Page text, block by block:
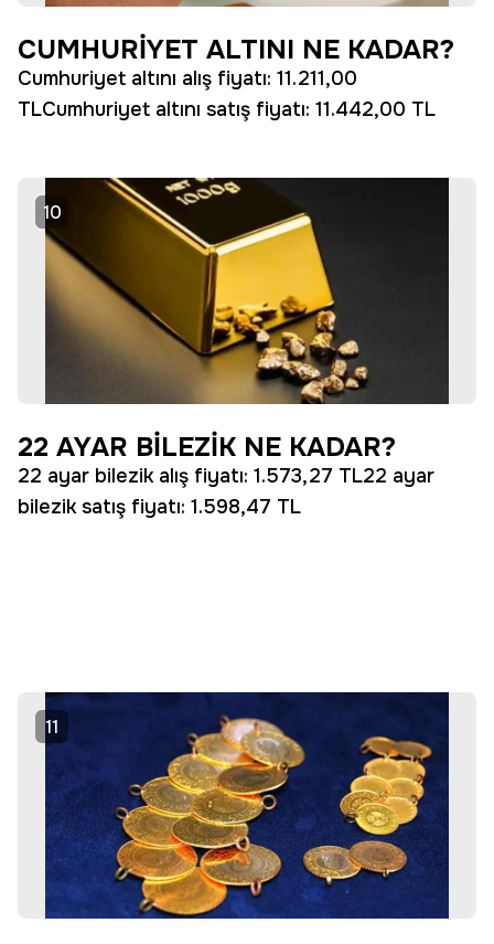
CUMHURİYET ALTINI NE KADAR?
Cumhuriyet altını alış fiyatı: 11.211,00
TLCumhuriyet altını satış fiyatı: 11.442,00 TL
10
22 AYAR BİLEZİK NE KADAR?
22 ayar bilezik alış fiyatı: 1.573,27 TL22 ayar
bilezik satış fiyatı: 1.598,47 TL
11